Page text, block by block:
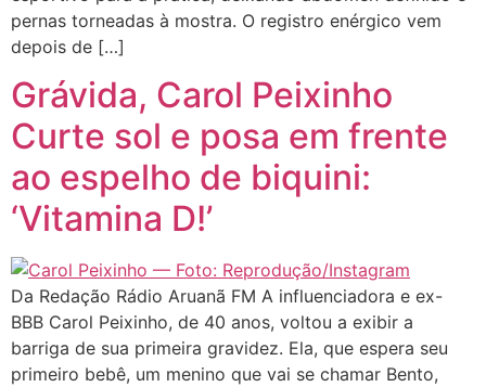
pernas torneadas à mostra. O registro enérgico vem
depois de […]
Grávida, Carol Peixinho
Curte sol e posa em frente
ao espelho de biquini:
‘Vitamina D!’
Da Redação Rádio Aruanã FM A influenciadora e ex-
BBB Carol Peixinho, de 40 anos, voltou a exibir a
barriga de sua primeira gravidez. Ela, que espera seu
primeiro bebê, um menino que vai se chamar Bento,